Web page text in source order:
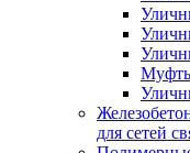
для сетей